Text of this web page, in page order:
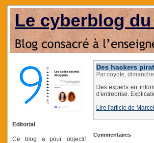
Le cyberblog
Editorial
Ce blog a pour objectif
Des hackers
Par coyote,
Des experts en
d'entreprise.
Lire l'article de
Commentaires